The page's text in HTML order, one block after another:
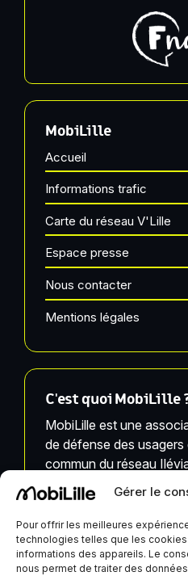
Gérer le
Pour offrir les meilleures
technologies telles que les
informations des appareils. Le
nous permet de traiter des
MobiLille
Accueil
Informations trafic
Carte du réseau V'Lille
Espace presse
Nous contacter
Mentions légales
C'est quoi MobiLille
MobiLille est une
de défense des
commun du réseau
Métropole Européenne
MobiLille, ses équipes et
sont pas liées à Ilévia.